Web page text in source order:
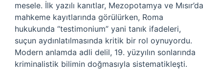
mesele. İlk yazılı kanıtlar, Mezopotamya ve Mısır’da
mahkeme kayıtlarında görülürken, Roma
hukukunda “testimonium” yani tanık ifadeleri,
suçun aydınlatılmasında kritik bir rol oynuyordu.
Modern anlamda adli delil, 19. yüzyılın sonlarında
kriminalistik bilimin doğmasıyla sistematikleşti.